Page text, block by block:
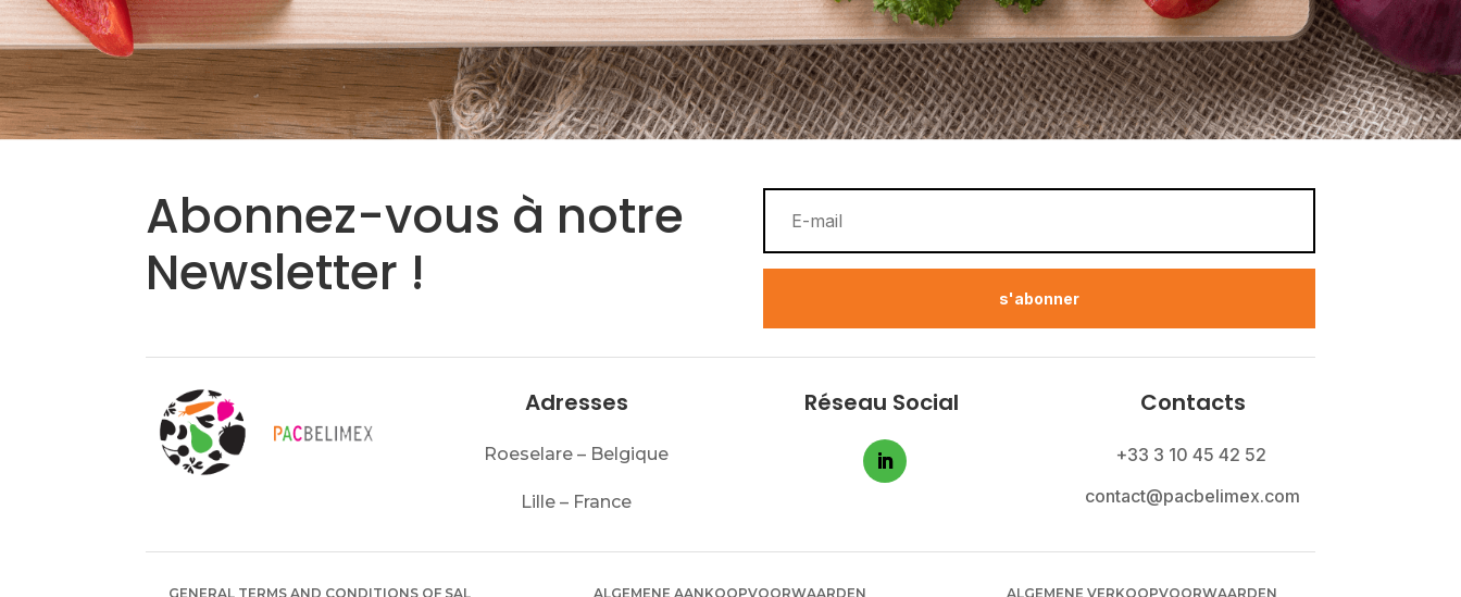
Abonnez-vous à notre
Newsletter !
s'abonner
Adresses
Roeselare – Belgique
Lille – France
Réseau Social Contacts
+33 3 10 45 42 52
contact@pacbelimex.com
GENERAL TERMS AND CONDITIONS OF SAL ALGEMENE AANKOOPVOORWAARDEN ALGEMENE VERKOOPVOORWAARDEN